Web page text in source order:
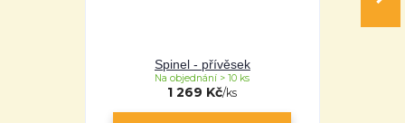
Spinel - přívěsek
1 269 Kč/ks
Na objednání > 10 ks